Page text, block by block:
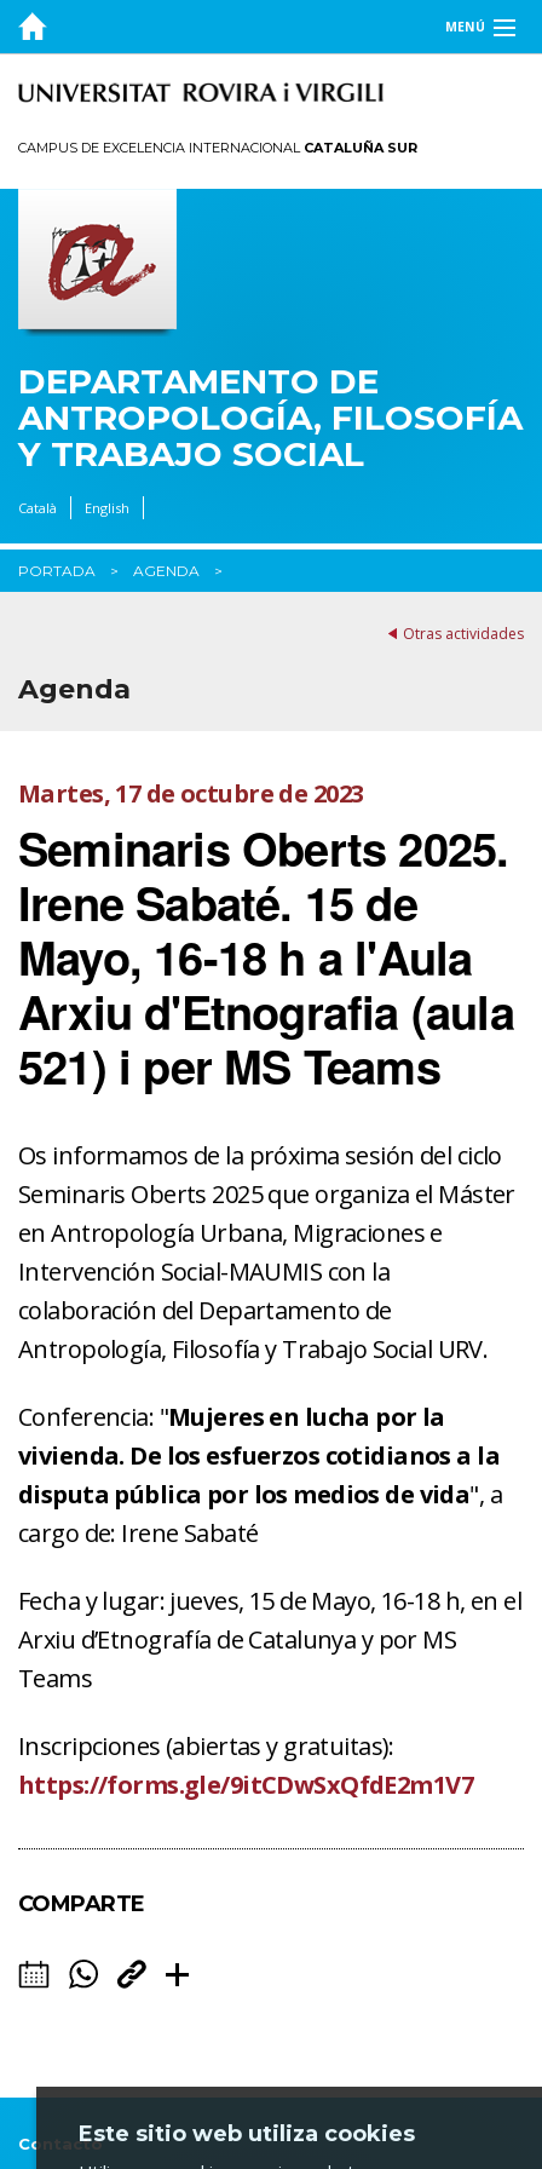
MENÚ
EL DEPARTAMENTO
INVESTIGACIÓN
PUBLICACIONES
TRANSFERENCIA
CAMPUS DE EXCELENCIA INTERNACIONAL CATALUÑA SUR
DEPARTAMENTO DE
ANTROPOLOGÍA, FILOSOFÍA
Y TRABAJO SOCIAL
Català English
PORTADA AGENDA
Otras actividades
Agenda
Martes, 17 de octubre de 2023
Seminaris Oberts 2025.
Irene Sabaté. 15 de
Mayo, 16-18 h a l'Aula
Arxiu d'Etnografia (aula
521) i per MS Teams
Os informamos de la próxima sesión del ciclo
Seminaris Oberts 2025 que organiza el Máster
en Antropología Urbana, Migraciones e
Intervención Social-MAUMIS con la
colaboración del Departamento de
Antropología, Filosofía y Trabajo Social URV.
Conferencia: "Mujeres en lucha por la
vivienda. De los esfuerzos cotidianos a la
disputa pública por los medios de vida", a
cargo de: Irene Sabaté
Fecha y lugar: jueves, 15 de Mayo, 16-18 h, en el
Arxiu d’Etnografía de Catalunya y por MS
Teams
Inscripciones (abiertas y gratuitas):
https://forms.gle/9itCDwSxQfdE2m1V7
COMPARTE
ContactoEste sitio web utiliza cookies